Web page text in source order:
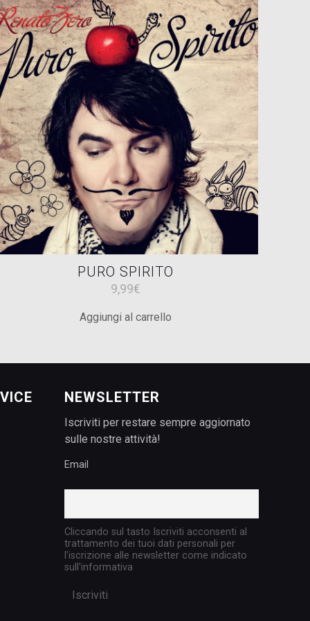
PURO SPIRITO
9,99€
Aggiungi al carrello
NEWSLETTER
Iscriviti per restare sempre aggiornato
sulle nostre attività!
Email
Cliccando sul tasto Iscriviti acconsenti al
trattamento dei tuoi dati personali per
l'iscrizione alle newsletter come indicato
sull'informativa